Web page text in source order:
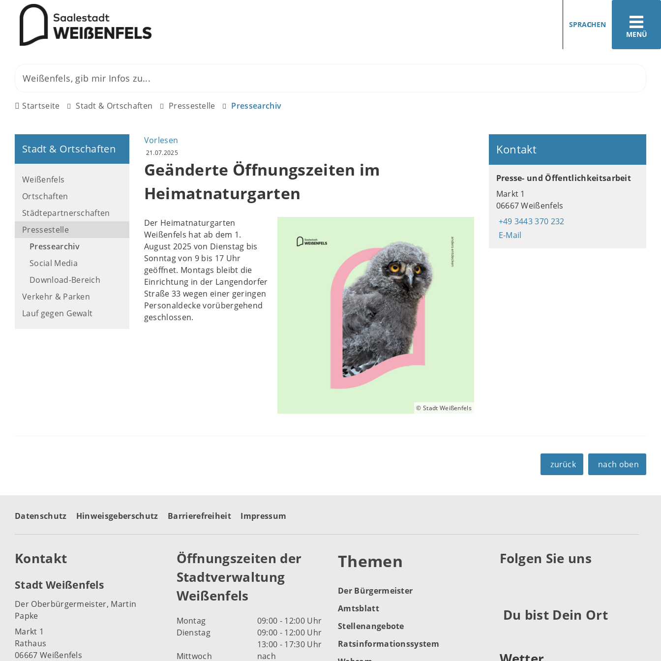
MENÜ
SPRACHEN
Startseite Stadt & Ortschaften Pressestelle Pressearchiv
Stadt & Ortschaften
Weißenfels
Ortschaften
Städtepartnerschaften
Pressestelle
Pressearchiv
Social Media
Download-Bereich
Verkehr & Parken
Lauf gegen Gewalt
Vorlesen
21.07.2025
Geänderte Öffnungszeiten im
Heimatnaturgarten
© Stadt Weißenfels
Der Heimatnaturgarten
Weißenfels hat ab dem 1.
August 2025 von Dienstag bis
Sonntag von 9 bis 17 Uhr
geöffnet. Montags bleibt die
Einrichtung in der Langendorfer
Straße 33 wegen einer geringen
Personaldecke vorübergehend
geschlossen.
Kontakt
Presse- und Öffentlichkeitsarbeit
Markt 1
06667 Weißenfels
+49 3443 370 232
E-Mail
zurück nach oben
Datenschutz Hinweisgeberschutz Barrierefreiheit Impressum
Kontakt
Stadt Weißenfels
Der Oberbürgermeister, Martin
Papke
Markt 1
Rathaus
06667 Weißenfels
Öffnungszeiten der
Stadtverwaltung
Weißenfels
Montag
09:00 - 12:00 Uhr
Dienstag
09:00 - 12:00 Uhr
13:00 - 17:30 Uhr
Mittwoch
nach
Themen
Der Bürgermeister
Amtsblatt
Stellenangebote
Ratsinformationssystem
Folgen Sie uns
Du bist Dein Ort